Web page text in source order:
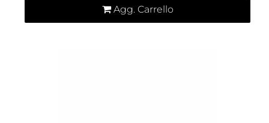
Agg. Carrello